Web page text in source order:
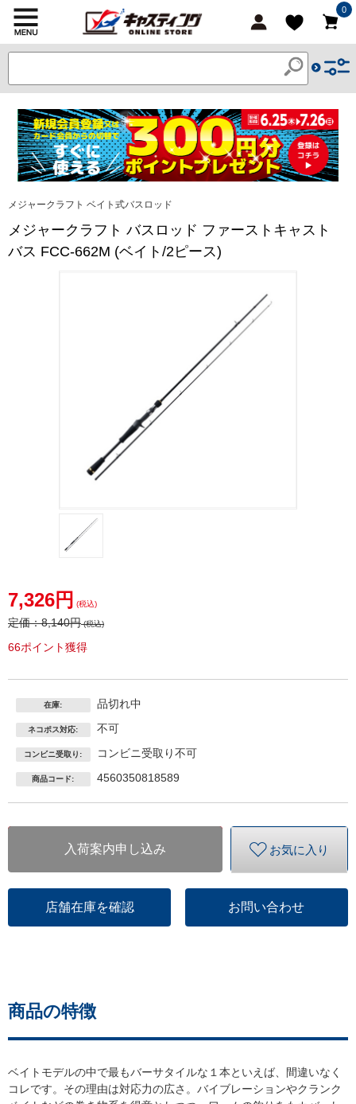
0
メジャークラフト ベイト式バスロッド
メジャークラフト バスロッド ファーストキャスト
バス FCC-662M (ベイト/2ピース)
7,326円 (税込)
定価：8,140円(税込)
66ポイント獲得
在庫: 品切れ中
ネコポス対応: 不可
コンビニ受取り: コンビニ受取り不可
商品コード: 4560350818589
入荷案内申し込み お気に入り
店舗在庫を確認 お問い合わせ
商品の特徴
ベイトモデルの中で最もバーサタイルな１本といえば、間違いなく
コレです。その理由は対応力の広さ。バイブレーションやクランク